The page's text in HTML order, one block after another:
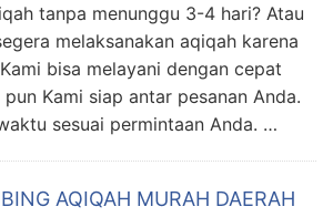
tanpa menunggu 3-4 hari? Atau
melaksanakan aqiqah karena
bisa melayani dengan cepat
Kami siap antar pesanan Anda.
sesuai permintaan Anda. …
AQIQAH MURAH DAERAH